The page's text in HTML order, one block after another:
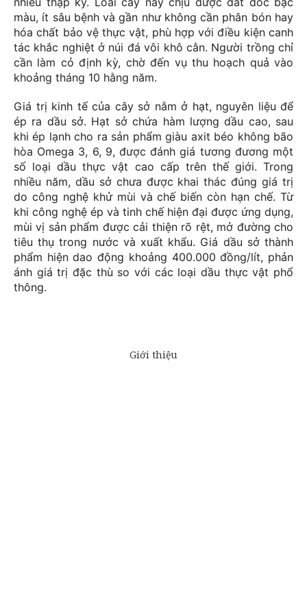
màu, ít sâu bệnh và gần như không cần phân bón hay
hóa chất bảo vệ thực vật, phù hợp với điều kiện canh
tác khắc nghiệt ở núi đá vôi khô cằn. Người trồng chỉ
cần làm cỏ định kỳ, chờ đến vụ thu hoạch quả vào
khoảng tháng 10 hằng năm.
Giá trị kinh tế của cây sở nằm ở hạt, nguyên liệu để
ép ra dầu sở. Hạt sở chứa hàm lượng dầu cao, sau
khi ép lạnh cho ra sản phẩm giàu axit béo không bão
hòa Omega 3, 6, 9, được đánh giá tương đương một
số loại dầu thực vật cao cấp trên thế giới. Trong
nhiều năm, dầu sở chưa được khai thác đúng giá trị
do công nghệ khử mùi và chế biến còn hạn chế. Từ
khi công nghệ ép và tinh chế hiện đại được ứng dụng,
mùi vị sản phẩm được cải thiện rõ rệt, mở đường cho
tiêu thụ trong nước và xuất khẩu. Giá dầu sở thành
phẩm hiện dao động khoảng 400.000 đồng/lít, phản
ánh giá trị đặc thù so với các loại dầu thực vật phổ
thông.